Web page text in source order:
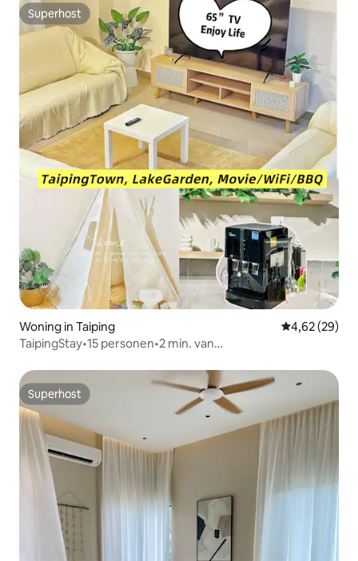
Superhost
Superhost
Woning in Taiping Gemiddelde
4,62 (29)
TaipingStay•15 personen•2 min. van
Superhost
Superhost